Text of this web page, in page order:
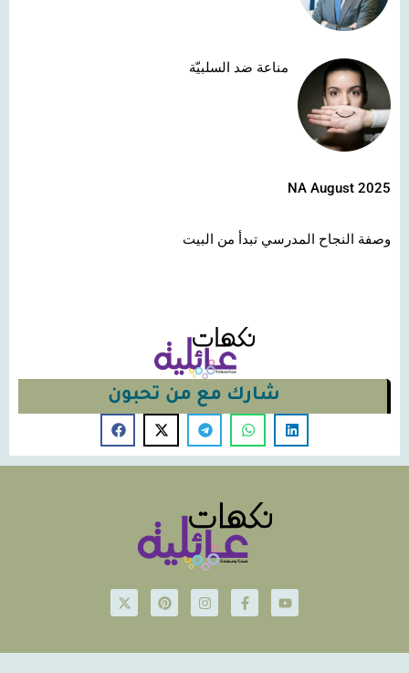
مناعة ضد السلبيّة
NA August 2025
وصفة النجاح المدرسي تبدأ من البيت
شارك مع من تحبون